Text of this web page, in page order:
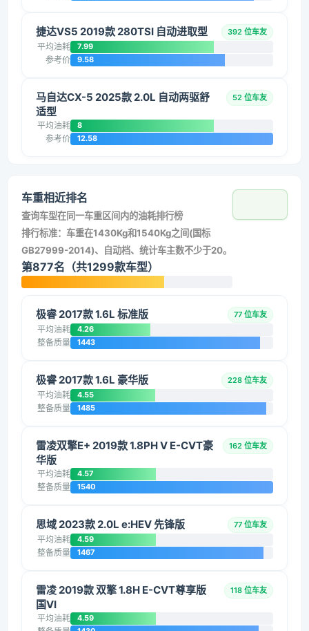
捷达VS5 2019款 280TSI 自动进取型 392 位车友
平均油耗 7.99
参考价 9.58
马自达CX-5 2025款 2.0L 自动两驱舒
适型
52 位车友
平均油耗 8
参考价 12.58
车重相近排名
查询车型在同一车重区间内的油耗排行榜
排行标准：车重在1430Kg和1540Kg之间(国标
GB27999-2014)、自动档、统计车主数不少于20。
第877名（共1299款车型）
极睿 2017款 1.6L 标准版 77 位车友
平均油耗 4.26
整备质量 1443
极睿 2017款 1.6L 豪华版 228 位车友
平均油耗 4.55
整备质量 1485
雷凌双擎E+ 2019款 1.8PH V E-CVT豪
华版
162 位车友
平均油耗 4.57
整备质量 1540
思域 2023款 2.0L e:HEV 先锋版 77 位车友
平均油耗 4.59
整备质量 1467
雷凌 2019款 双擎 1.8H E-CVT尊享版
国VI
118 位车友
平均油耗 4.59